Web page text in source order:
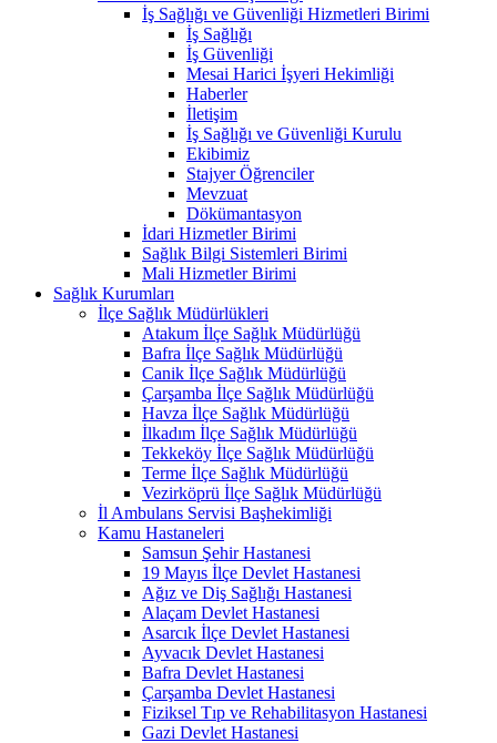
İş Sağlığı ve Güvenliği Hizmetleri Birimi
İş Sağlığı
İş Güvenliği
Mesai Harici İşyeri Hekimliği
Haberler
İletişim
İş Sağlığı ve Güvenliği Kurulu
Ekibimiz
Stajyer Öğrenciler
Mevzuat
Dökümantasyon
İdari Hizmetler Birimi
Sağlık Bilgi Sistemleri Birimi
Mali Hizmetler Birimi
Sağlık Kurumları
İlçe Sağlık Müdürlükleri
Atakum İlçe Sağlık Müdürlüğü
Bafra İlçe Sağlık Müdürlüğü
Canik İlçe Sağlık Müdürlüğü
Çarşamba İlçe Sağlık Müdürlüğü
Havza İlçe Sağlık Müdürlüğü
İlkadım İlçe Sağlık Müdürlüğü
Tekkeköy İlçe Sağlık Müdürlüğü
Terme İlçe Sağlık Müdürlüğü
Vezirköprü İlçe Sağlık Müdürlüğü
İl Ambulans Servisi Başhekimliği
Kamu Hastaneleri
Samsun Şehir Hastanesi
19 Mayıs İlçe Devlet Hastanesi
Ağız ve Diş Sağlığı Hastanesi
Alaçam Devlet Hastanesi
Asarcık İlçe Devlet Hastanesi
Ayvacık Devlet Hastanesi
Bafra Devlet Hastanesi
Çarşamba Devlet Hastanesi
Fiziksel Tıp ve Rehabilitasyon Hastanesi
Gazi Devlet Hastanesi